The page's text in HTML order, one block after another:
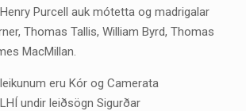
Purcell auk mótetta og madrigalar
Thomas Tallis, William Byrd, Thomas
MacMillan.
eru Kór og Camerata
undir leiðsögn Sigurðar